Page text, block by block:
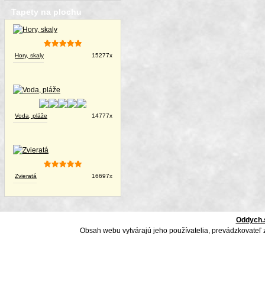
Tapety na plochu
Hory, skaly 15277x
Voda, pláže 14777x
Zvieratá 16697x
Obsah webu vytvárajú jeho používatelia,